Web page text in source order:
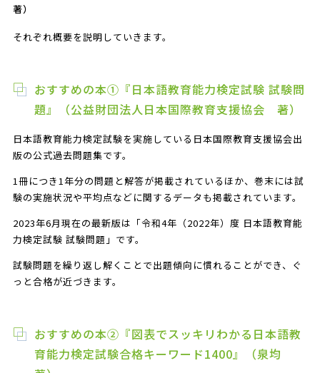
著）
それぞれ概要を説明していきます。
おすすめの本①『日本語教育能力検定試験 試験問
題』（公益財団法人日本国際教育支援協会 著）
日本語教育能力検定試験を実施している日本国際教育支援協会出
版の公式過去問題集です。
1冊につき1年分の問題と解答が掲載されているほか、巻末には試
験の実施状況や平均点などに関するデータも掲載されています。
2023年6月現在の最新版は「令和4年（2022年）度 日本語教育能
力検定試験 試験問題」です。
試験問題を繰り返し解くことで出題傾向に慣れることができ、ぐ
っと合格が近づきます。
おすすめの本②『図表でスッキリわかる日本語教
育能力検定試験合格キーワード1400』（泉均